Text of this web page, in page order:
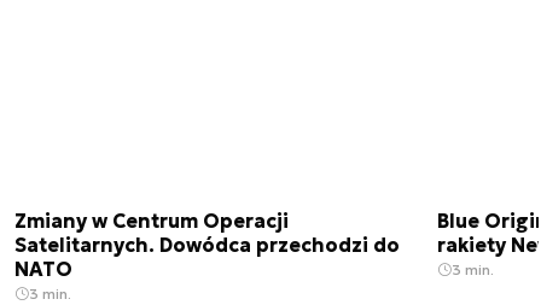
Zmiany w Centrum Operacji
Satelitarnych. Dowódca przechodzi do
NATO
3 min.
Blue
rakiety
3 min.